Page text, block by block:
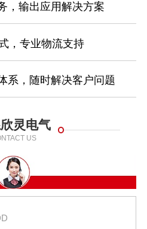
，输出应用解决方案
，专业物流支持
系，随时解决客户问题
灵电气
US